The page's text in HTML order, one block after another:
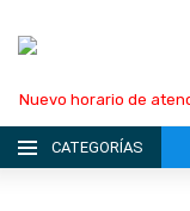
Nuevo horario de
CATEGORÍAS